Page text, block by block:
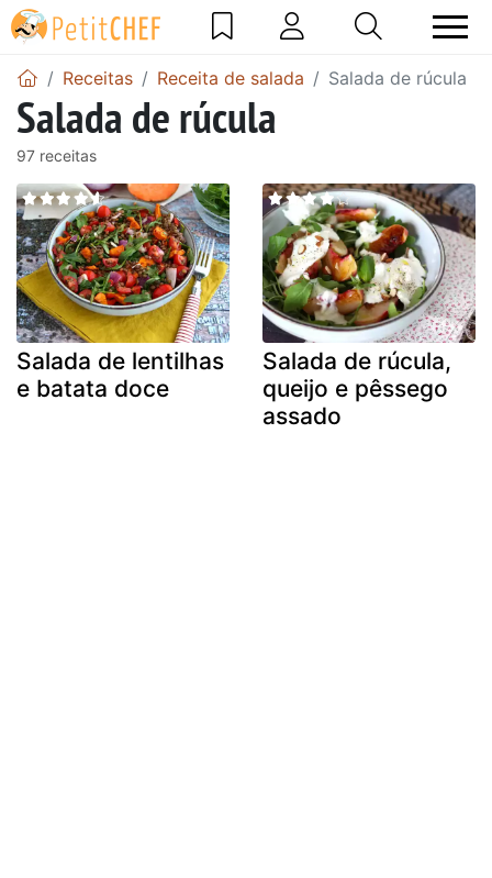
Receitas Receita de salada Salada de rúcula
Salada de rúcula
97 receitas
Salada de lentilhas
e batata doce
Salada de rúcula,
queijo e pêssego
assado